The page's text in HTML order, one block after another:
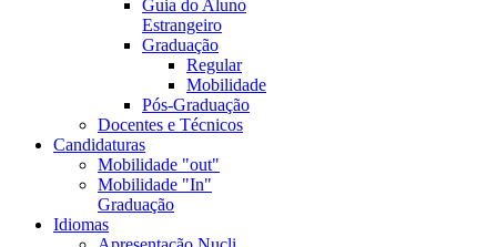
Guia do Aluno
Estrangeiro
Graduação
Regular
Mobilidade
Pós-Graduação
Docentes e Técnicos
Candidaturas
Mobilidade "out"
Mobilidade "In"
Graduação
Idiomas